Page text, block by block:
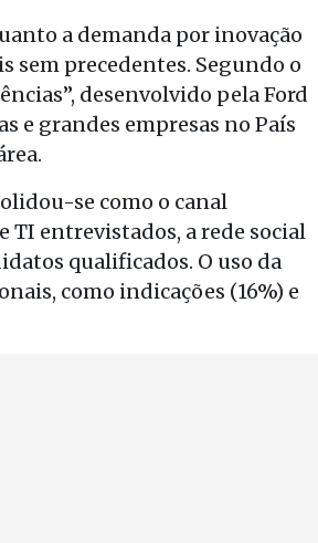
a demanda por inovação
sem precedentes. Segundo o
desenvolvido pela Ford
e grandes empresas no País
se como o canal
TI entrevistados, a rede social
qualificados. O uso da
como indicações (16%) e